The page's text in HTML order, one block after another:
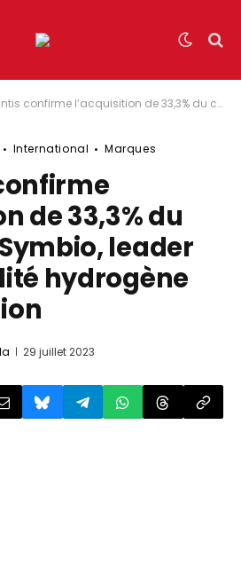
l’acquisition de 33,3% du capital de Symbio, leader de la mobilité hydrogène zéro émission
International Marques
de 33,3% du
leader
hydrogène
29 juillet 2023